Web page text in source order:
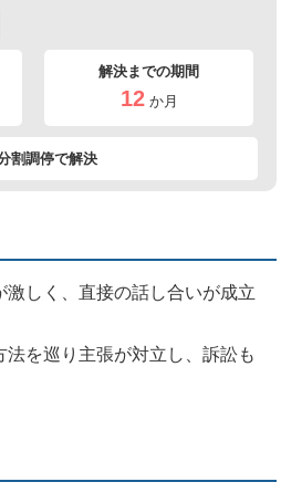
解決までの期間
12か月
割調停で解決
しく、直接の話し合いが成立
を巡り主張が対立し、訴訟も